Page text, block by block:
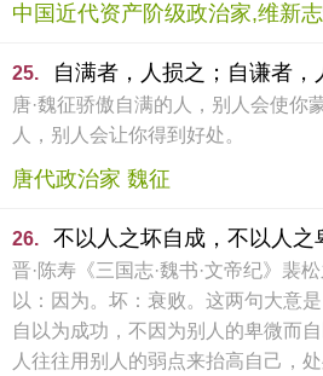
中国近代资产阶级政治家,维新
25. 自满者，人损之；自谦者，
唐·魏征骄傲自满的人，别人会使你
人，别人会让你得到好处。
唐代政治家 魏征
26. 不以人之坏自成，不以人之
晋·陈寿《三国志·魏书·文帝纪》裴
以：因为。坏：衰败。这两句大意
自以为成功，不因为别人的卑微而
人往往用别人的弱点来抬高自己，